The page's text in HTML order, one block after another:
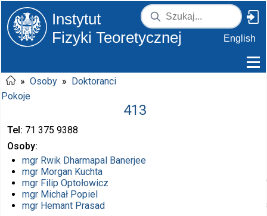
Instytut
Fizyki Teoretycznej
English
» Osoby » Doktoranci
Pokoje
413
Tel 71 375 9388
Osoby
mgr Rwik Dharmapal Banerjee
mgr Morgan Kuchta
mgr Filip Optołowicz
mgr Michał Popiel
mgr Hemant Prasad